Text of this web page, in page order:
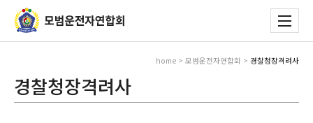
경찰청장격려사
home > 모범운전자연합회 > 경찰청장격려사